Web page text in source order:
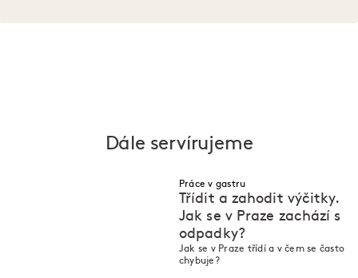
Dále servírujeme
Práce v gastru
Třídit a zahodit výčitky.
Jak se v Praze zachází s
odpadky?
Jak se v Praze třídí a v čem se často
chybuje?